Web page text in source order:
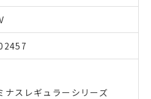
スレギュラーシリーズ